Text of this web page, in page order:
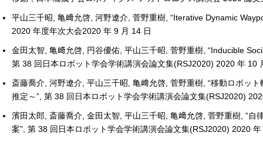
平山三千昭, 亀﨑允啓, 河野遼介, 菅野重樹, “Iterative Dynamic
2020 年度年次大会2020 年 9 月 14 日
金田太智, 亀﨑允啓, 円谷優佑, 平山三千昭, 菅野重樹, “Inducible
第 38 回日本ロボット学会学術講演会論文集(RSJ2020) 2020 年 10
斎藤喬介, 河野遼介, 平山三千昭, 亀﨑允啓, 菅野重樹, “移動ロボッ
推定～”, 第 38 回日本ロボット学会学術講演会論文集(RSJ2020)
濱田太郎, 斎藤喬介, 金田太智, 平山三千昭, 亀﨑允啓, 菅野重樹, “
案”, 第 38 回日本ロボット学会学術講演会論文集(RSJ2020) 2020